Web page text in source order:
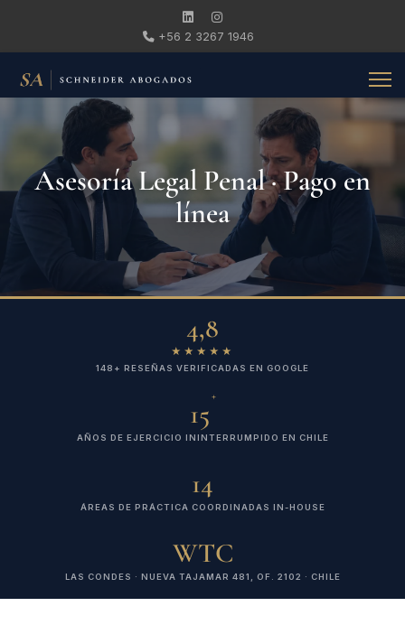
+56 2 3267 1946
Asesoría Legal Penal · Pago en
línea
4,8
★★★★★
148+ RESEÑAS VERIFICADAS EN GOOGLE
15
+
AÑOS DE EJERCICIO ININTERRUMPIDO EN CHILE
14
ÁREAS DE PRÁCTICA COORDINADAS IN-HOUSE
WTC
LAS CONDES · NUEVA TAJAMAR 481, OF. 2102 · CHILE